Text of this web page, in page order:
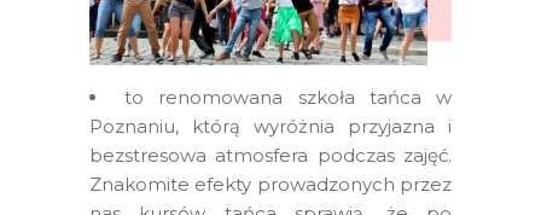
to renomowana szkoła tańca w
Poznaniu, którą wyróżnia przyjazna i
bezstresowa atmosfera podczas zajęć.
Znakomite efekty prowadzonych przez